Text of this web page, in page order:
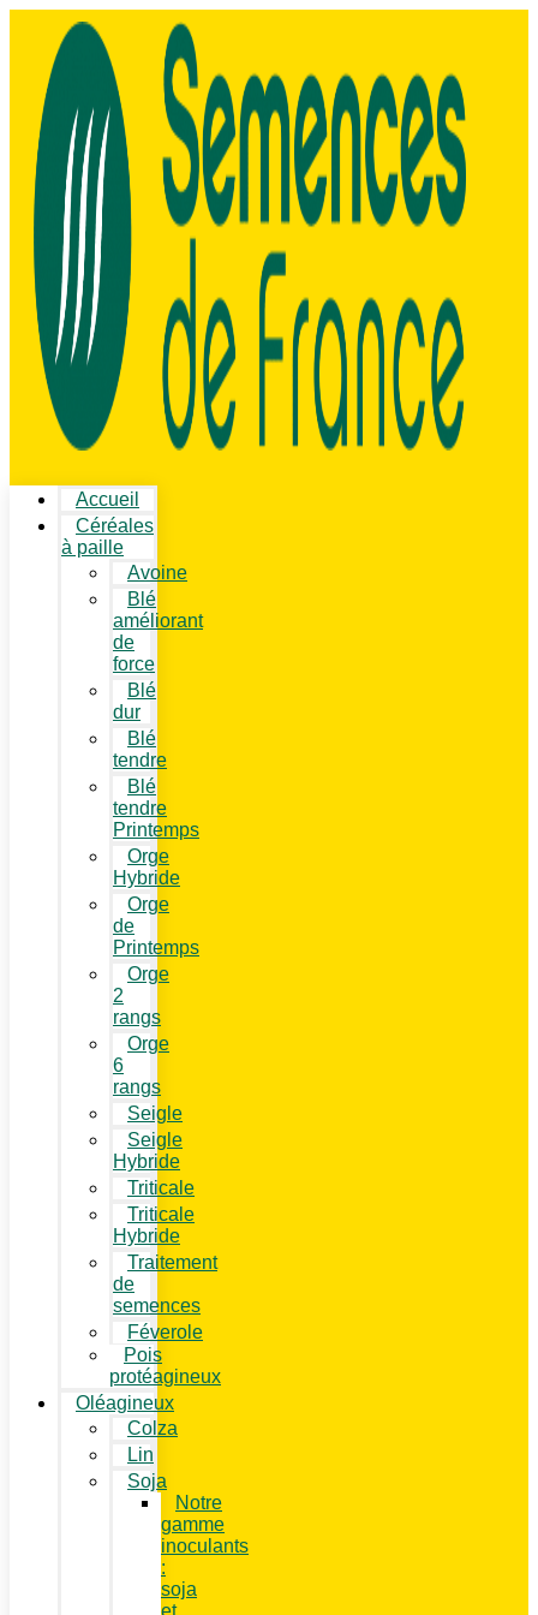
Accueil
Céréales
à paille
Avoine
Blé
améliorant
de
force
Blé
dur
Blé
tendre
Blé
tendre
Printemps
Orge
Hybride
Orge
de
Printemps
Orge
2
rangs
Orge
6
rangs
Seigle
Seigle
Hybride
Triticale
Triticale
Hybride
Traitement
de
semences
Féverole
Pois
protéagineux
Oléagineux
Colza
Lin
Soja
Notre
gamme
inoculants
:
soja
et